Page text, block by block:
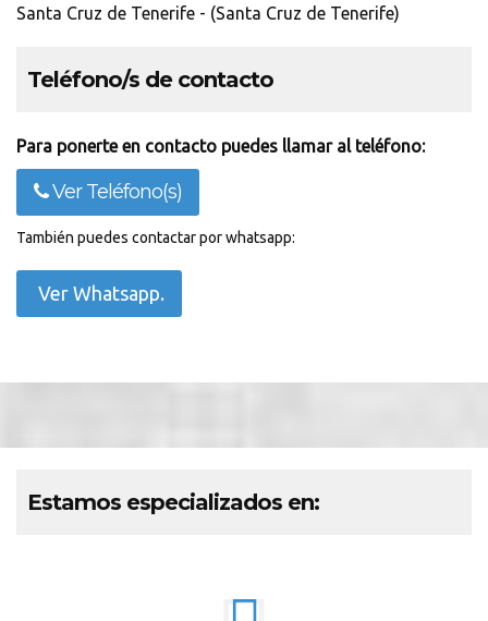
Santa Cruz de Tenerife - (Santa Cruz de Tenerife)
Teléfono/s de contacto
Para ponerte en contacto puedes llamar al teléfono:
Ver Teléfono(s)
También puedes contactar por whatsapp:
Ver Whatsapp.
Estamos especializados en: